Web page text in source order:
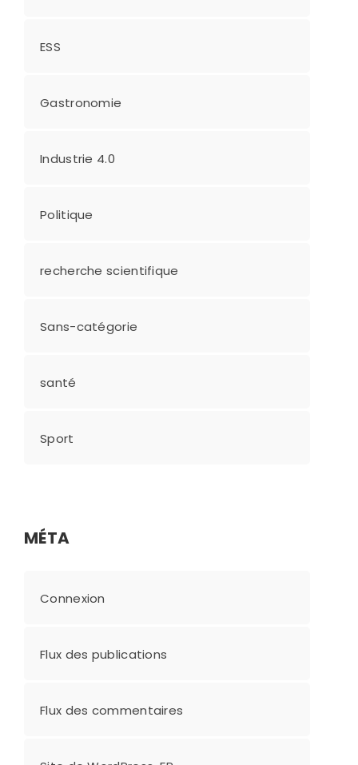
ESS
Gastronomie
Industrie 4.0
Politique
recherche scientifique
Sans-catégorie
santé
Sport
MÉTA
Connexion
Flux des publications
Flux des commentaires